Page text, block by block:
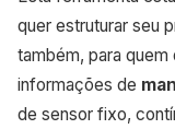
quer estruturar seu
também, para
informações de
de sensor fixo,